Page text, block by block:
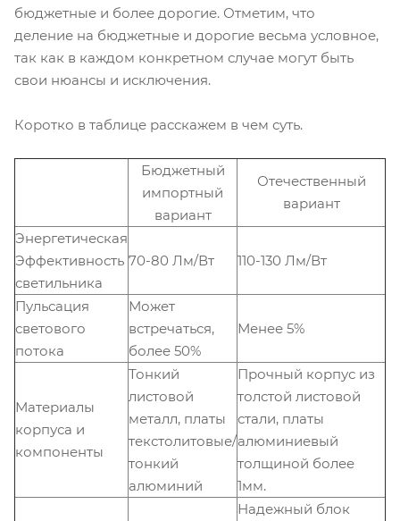
бюджетные и более дорогие. Отметим, что
деление на бюджетные и дорогие весьма условное,
так как в каждом конкретном случае могут быть
свои нюансы и исключения.
Коротко в таблице расскажем в чем суть.
Бюджетный
импортный
вариант
Отечественный
вариант
Энергетическая
Эффективность
светильника
70-80 Лм/Вт 110-130 Лм/Вт
Пульсация
светового
потока
Может
встречаться,
более 50%
Менее 5%
Материалы
корпуса и
компоненты
Тонкий
листовой
металл, платы
текстолитовые/
тонкий
алюминий
Прочный корпус из
толстой листовой
стали, платы
алюминиевый
толщиной более
1мм.
Надежный блок